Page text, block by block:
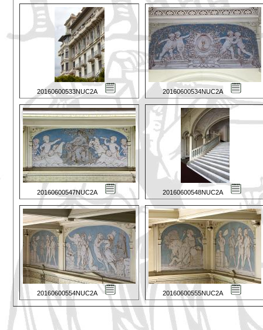
20160600533NUC2A 20160600534NUC2A
20160600547NUC2A 20160600548NUC2A
20160600554NUC2A 20160600555NUC2A